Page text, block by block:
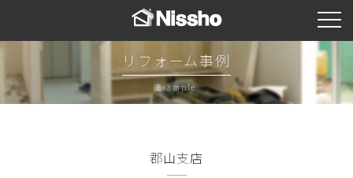
リフォーム事例
Example
郡山支店